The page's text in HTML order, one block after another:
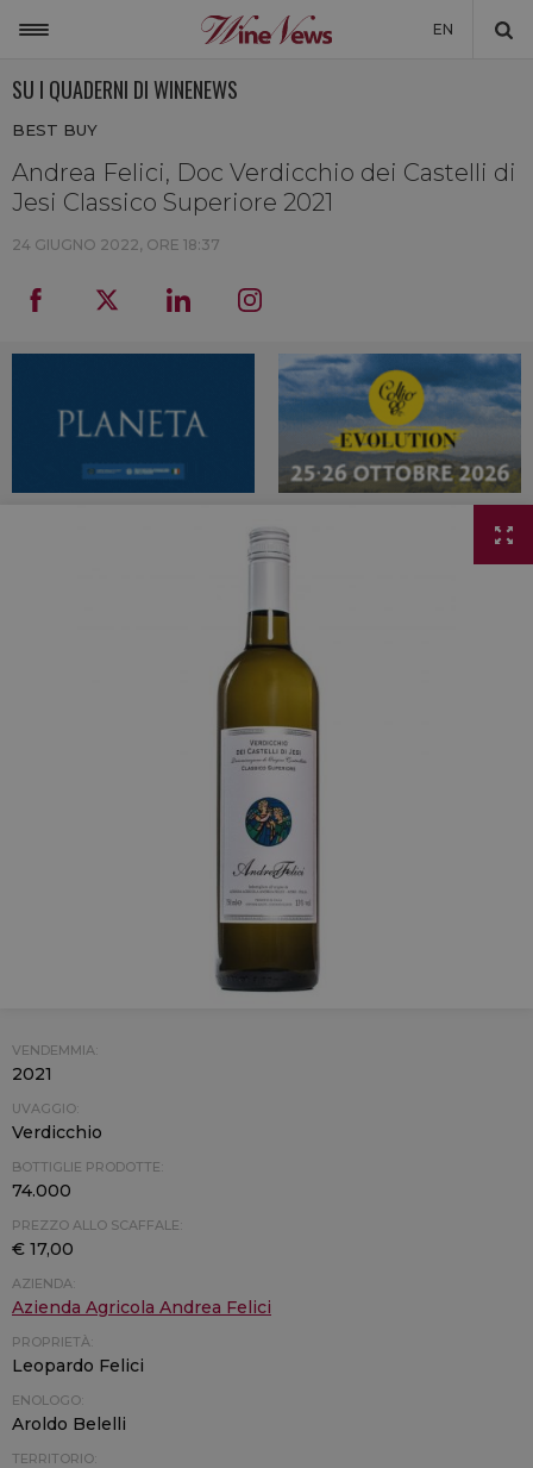
EN
NON SOLO VINO
WINENEWS TV
SU I QUADERNI DI WINENEWS
BEST BUY
Andrea Felici, Doc Verdicchio dei Castelli di
Jesi Classico Superiore 2021
24 GIUGNO 2022, ORE 18:37
VENDEMMIA:
2021
UVAGGIO:
Verdicchio
BOTTIGLIE PRODOTTE:
74.000
PREZZO ALLO SCAFFALE:
€ 17,00
AZIENDA:
Azienda Agricola Andrea Felici
PROPRIETÀ:
Leopardo Felici
ENOLOGO:
Aroldo Belelli
TERRITORIO: